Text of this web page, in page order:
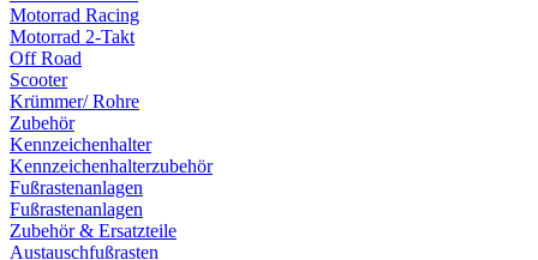
Motorrad Racing
Motorrad 2-Takt
Off Road
Scooter
Krümmer/ Rohre
Zubehör
Kennzeichenhalter
Kennzeichenhalterzubehör
Fußrastenanlagen
Fußrastenanlagen
Zubehör & Ersatzteile
Austauschfußrasten